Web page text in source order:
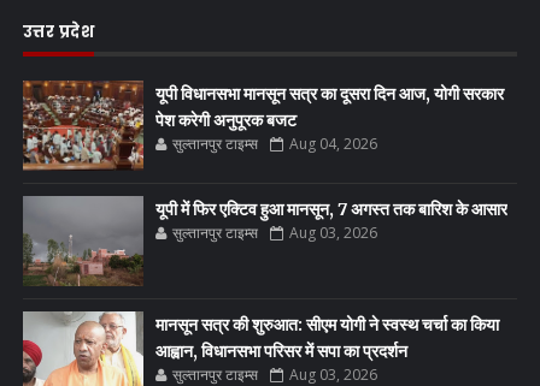
उत्तर प्रदेश
यूपी विधानसभा मानसून सत्र का दूसरा दिन आज, योगी सरकार
पेश करेगी अनुपूरक बजट
सुल्तानपुर टाइम्स Aug 04, 2026
यूपी में फिर एक्टिव हुआ मानसून, 7 अगस्त तक बारिश के आसार
सुल्तानपुर टाइम्स Aug 03, 2026
मानसून सत्र की शुरुआत: सीएम योगी ने स्वस्थ चर्चा का किया
आह्वान, विधानसभा परिसर में सपा का प्रदर्शन
सुल्तानपुर टाइम्स Aug 03, 2026